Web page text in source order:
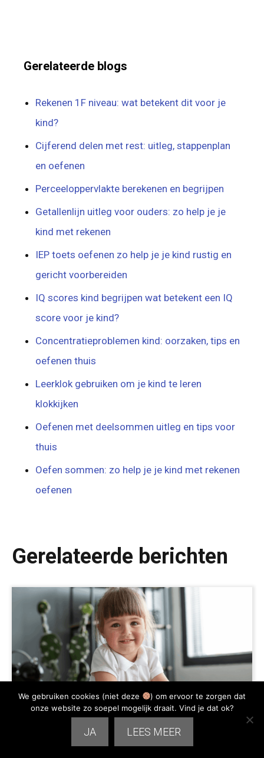
Gerelateerde blogs
Rekenen 1F niveau: wat betekent dit voor je
kind?
Cijferend delen met rest: uitleg, stappenplan
en oefenen
Perceeloppervlakte berekenen en begrijpen
Getallenlijn uitleg voor ouders: zo help je je
kind met rekenen
IEP toets oefenen zo help je je kind rustig en
gericht voorbereiden
IQ scores kind begrijpen wat betekent een IQ
score voor je kind?
Concentratieproblemen kind: oorzaken, tips en
oefenen thuis
Leerklok gebruiken om je kind te leren
klokkijken
Oefenen met deelsommen uitleg en tips voor
thuis
Oefen sommen: zo help je je kind met rekenen
oefenen
Gerelateerde berichten
Begrijpend luisteren groep 2:
We gebruiken cookies (niet deze
) om ervoor te zorgen dat
onze website zo soepel mogelijk draait. Vind je dat ok?
JA LEES MEER